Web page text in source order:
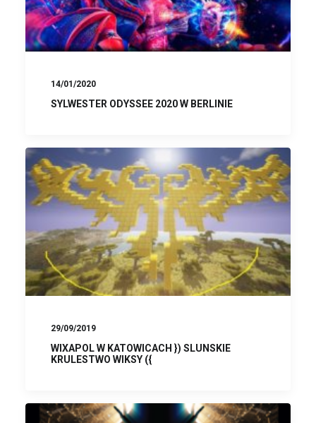
14/01/2020
SYLWESTER ODYSSEE 2020 W BERLINIE
29/09/2019
WIXAPOL W KATOWICACH }) SLUNSKIE
KRULESTWO WIKSY ({